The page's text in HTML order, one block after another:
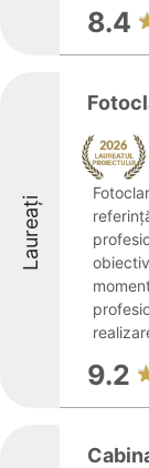
8.4
Laureați
9.2